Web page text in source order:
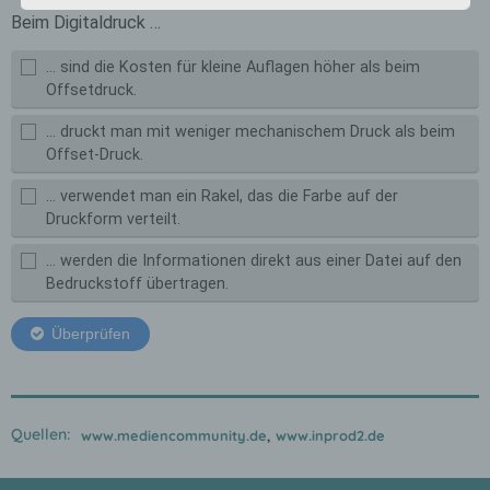
Quellen: www.mediencommunity.de, www.inprod2.de
Datenübertragungen grundsätzlich
absoluter Schutz nicht gewährleistet werden
kann. Aus diesem Grund steht es jeder
betroffenen Person frei, personenbezogene
Daten auch auf alternativen Wegen,
beispielsweise telefonisch, an uns zu
übermitteln.
Begriffsbestimmungen
Die Datenschutzerklärung beruht auf den
Begrifflichkeiten, die durch den Europäischen
Richtlinien- und Verordnungsgeber beim
Erlass der Datenschutz-Grundverordnung (DS-
GVO) verwendet wurden. Unsere
Datenschutzerklärung soll sowohl für die
Geschäftspartner einfach lesbar und
möchten wir vorab die verwendeten